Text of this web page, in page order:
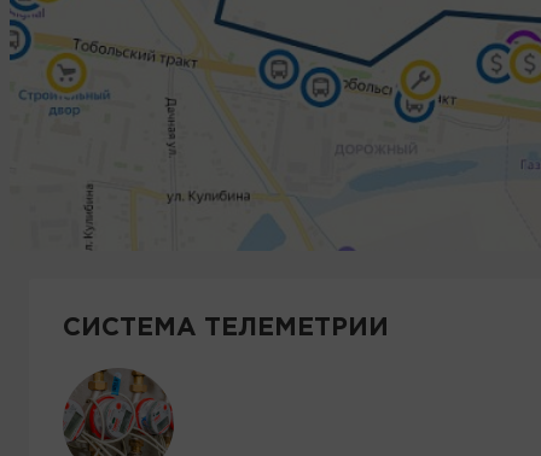
СИСТЕМА ТЕЛЕМЕТРИИ